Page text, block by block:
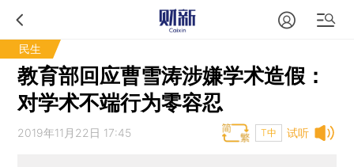
民生
教育部回应曹雪涛涉嫌学术造假：
对学术不端行为零容忍
试听
2019年11月22日 17:45 T中